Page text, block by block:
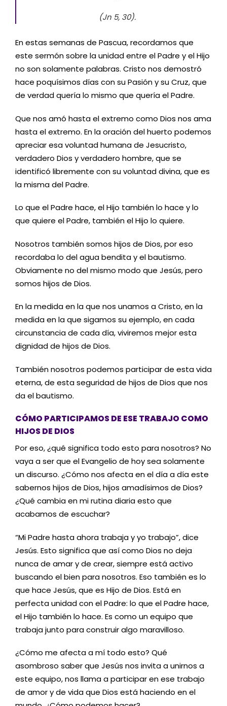
(Jn 5, 30).
Enestas semanas de Pascua, recordamos que
este sermón sobre la unidad entre el Padre y el Hijo
no son solamente palabras. Cristo nos demostró
hace poquísimos días con su Pasión y suCruz, que
de verdad quería lo mismo que quería el Padre.
Que nos amó hasta el extremo como Dios nos ama
hasta el extremo. En la oración del huerto podemos
apreciar esa voluntad humana de Jesucristo,
verdadero Dios y verdadero hombre, que se
identificó libremente con su voluntad divina, que es
la misma del Padre.
Lo que el Padre hace, el Hijo también lo hace y lo
que quiere el Padre, también el Hijo lo quiere.
Nosotros también somos hijos de Dios, por eso
recordaba lo del agua bendita y el bautismo.
Obviamente no del mismo modo que Jesús, pero
somos hijos de Dios.
En la medida en la que nos unamos a Cristo, en la
medida en la que sigamos su ejemplo, en cada
circunstancia de cada día, viviremos mejoresta
dignidad de hijos de Dios.
También nosotros podemos participar de esta vida
eterna, de esta seguridad de hijos de Dios que nos
da el bautismo.
CÓMO PARTICIPAMOS DE ESE TRABAJO COMO
HIJOS DE DIOS
Por eso,¿qué significa todo esto para nosotros? No
vaya a serque el Evangelio de hoysea solamente
un discurso. ¿Cómo nos afecta en el día a día este
sabernos hijos de Dios, hijos amadísimos de Dios?
¿Qué cambia en mi rutina diaria esto que
acabamos de escuchar?
“MiPadre hasta ahora trabaja y yo trabajo”,dice
Jesús. Esto significa que así como Dios no deja
nunca de amar y de crear, siempre está activo
buscando el bien para nosotros. Eso también es lo
que hace Jesús, que es Hijo de Dios. Está en
perfecta unidad con el Padre: lo que el Padre hace,
el Hijo también lo hace. Es como un equipo que
trabaja junto para construir algo maravilloso.
¿Cómo me afecta a mí todo esto? Qué
asombroso saber que Jesús nos invita a unirnos a
este equipo, nos llama a participar en ese trabajo
de amor y de vida que Dios está haciendo en el